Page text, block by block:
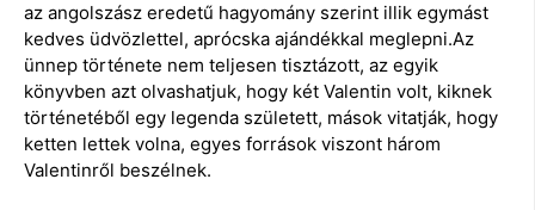
az angolszász eredetű hagyomány szerint illik egymást
kedves üdvözlettel, aprócska ajándékkal meglepni.Az
ünnep története nem teljesen tisztázott, az egyik
könyvben azt olvashatjuk, hogy két Valentin volt, kiknek
történetéből egy legenda született, mások vitatják, hogy
ketten lettek volna, egyes források viszont három
Valentinről beszélnek.